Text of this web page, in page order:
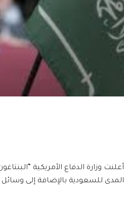
أعلنت وزارة الدفاع الأمريكية
المدى للسعودية بالإضافة إلى وسائل الدعم